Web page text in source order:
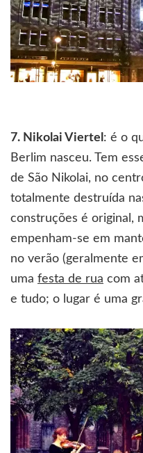
7. Nikolai Viertel : é o
Berlim nasceu. Tem
de São Nikolai, no
totalmente destruída
construções é original,
empenham-se em
no verão (geralmente
uma festa de rua com
e tudo; o lugar é uma